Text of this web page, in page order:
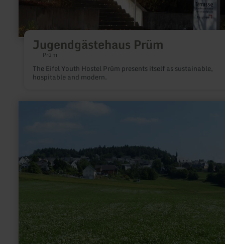
Jugendgästehaus Prüm
Prüm
The Eifel Youth Hostel Prüm presents itself as sustainable,
hospitable and modern.